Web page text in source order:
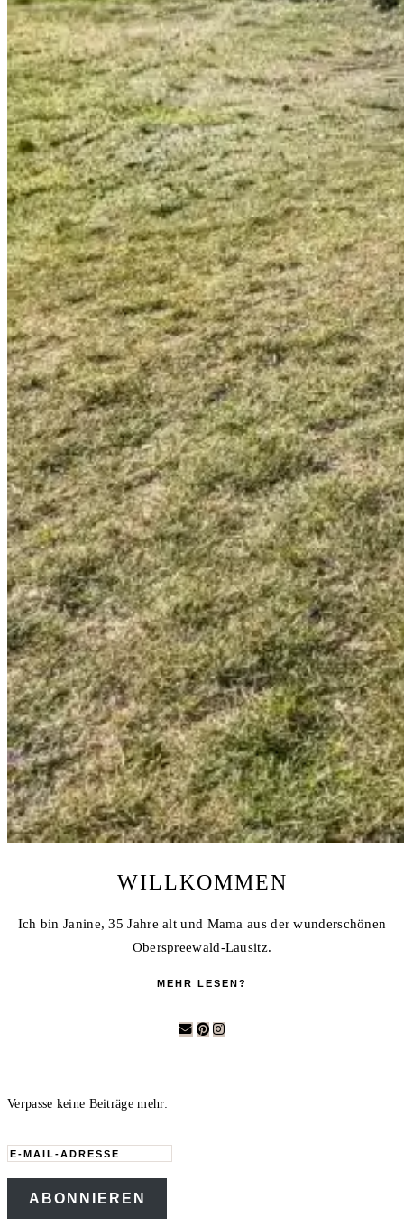
WILLKOMMEN
Ich bin Janine, 35 Jahre alt und Mama aus der wunderschönen
Oberspreewald-Lausitz.
MEHR LESEN?
Verpasse keine Beiträge mehr:
E-
Mail-
Adresse
ABONNIEREN